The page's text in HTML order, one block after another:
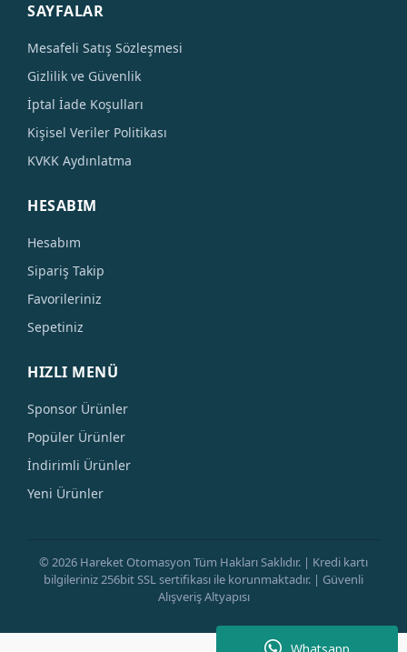
Whatsapp
SAYFALAR
Mesafeli Satış Sözleşmesi
Gizlilik ve Güvenlik
İptal İade Koşulları
Kişisel Veriler Politikası
KVKK Aydınlatma
HESABIM
Hesabım
Sipariş Takip
Favorileriniz
Sepetiniz
HIZLI MENÜ
Sponsor Ürünler
Popüler Ürünler
İndirimli Ürünler
Yeni Ürünler
© 2026 Hareket Otomasyon Tüm Hakları Saklıdır. | Kredi kartı
bilgileriniz 256bit SSL sertifikası ile korunmaktadır. | Güvenli
Alışveriş Altyapısı